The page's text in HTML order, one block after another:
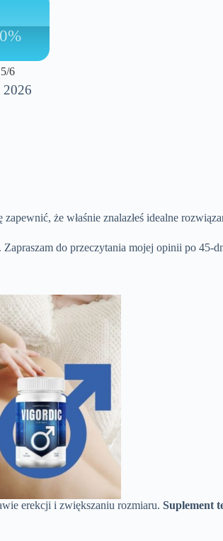
6
2026
że właśnie znalazłeś idealne
do przeczytania mojej opinii po 45-
erekcji i zwiększaniu rozmiaru. Suplement